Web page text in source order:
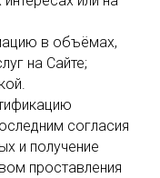
в объёмах,
на Сайте;
согласия
и получение
проставления